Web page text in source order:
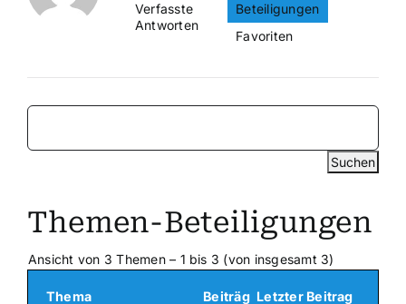
Verfasste
Antworten
Beteiligungen
Favoriten
Themen-Beteiligungen
Ansicht von 3 Themen – 1 bis 3 (von insgesamt 3)
Thema
Beiträg Letzter Beitrag